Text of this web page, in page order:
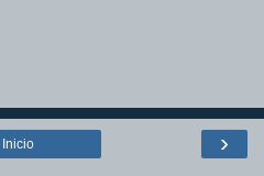
›
Inicio